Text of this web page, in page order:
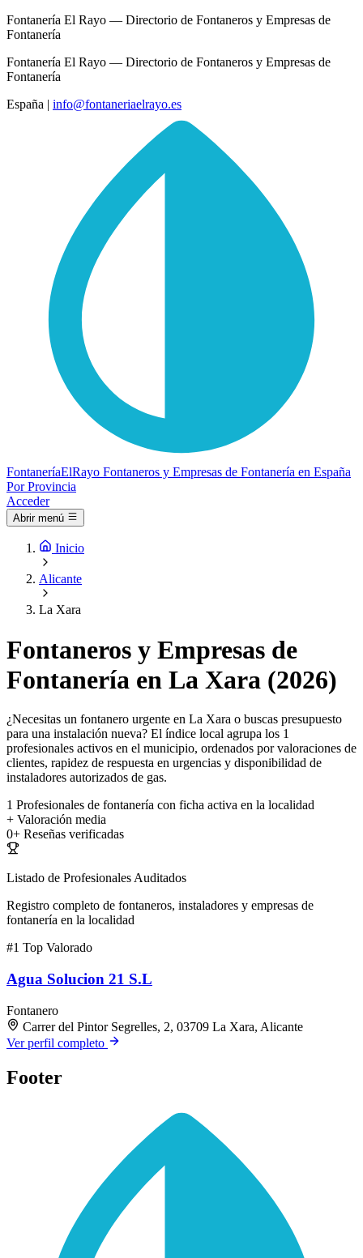
Fontanería El Rayo — Directorio de Fontaneros y Empresas de
Fontanería
Fontanería El Rayo — Directorio de Fontaneros y Empresas de
Fontanería
España | info@fontaneriaelrayo.es
FontaneríaElRayo Fontaneros y Empresas de Fontanería en España
Por Provincia
Acceder
Abrir menú
Inicio
Alicante
La Xara
Fontaneros y Empresas de
Fontanería en La Xara (2026)
¿Necesitas un fontanero urgente en La Xara o buscas presupuesto
para una instalación nueva? El índice local agrupa los 1
profesionales activos en el municipio, ordenados por valoraciones de
clientes, rapidez de respuesta en urgencias y disponibilidad de
instaladores autorizados de gas.
1 Profesionales de fontanería con ficha activa en la localidad
+ Valoración media
0+ Reseñas verificadas
Listado de Profesionales Auditados
Registro completo de fontaneros, instaladores y empresas de
fontanería en la localidad
#1 Top Valorado
Agua Solucion 21 S.L
Fontanero
Carrer del Pintor Segrelles, 2, 03709 La Xara, Alicante
Ver perfil completo
Footer